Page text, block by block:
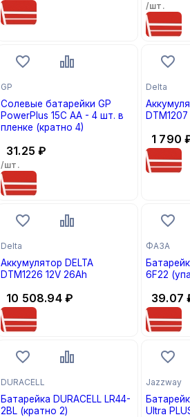
/шт.
GP
Солевые батарейки GP
PowerPlus 15C AA - 4 шт. в
пленке (кратно 4)
31.25 ₽
/шт.
Delta
1 790
Delta
Аккумулятор DELTA
DTM1226 12V 26Ah
10 508.94 ₽
ФАЗА
6F22
39.07
DURACELL
Батарейка DURACELL LR44-
2BL (кратно 2)
Jazzway
Ultra